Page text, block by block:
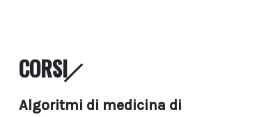
CORSI
Algoritmi di medicina di